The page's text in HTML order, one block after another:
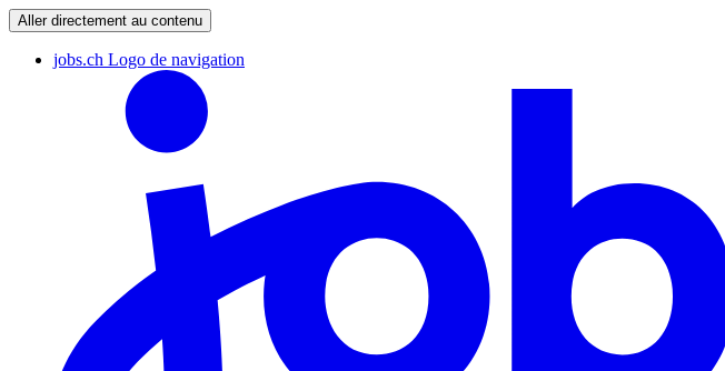
Aller directement au contenu
jobs.ch Logo de navigation